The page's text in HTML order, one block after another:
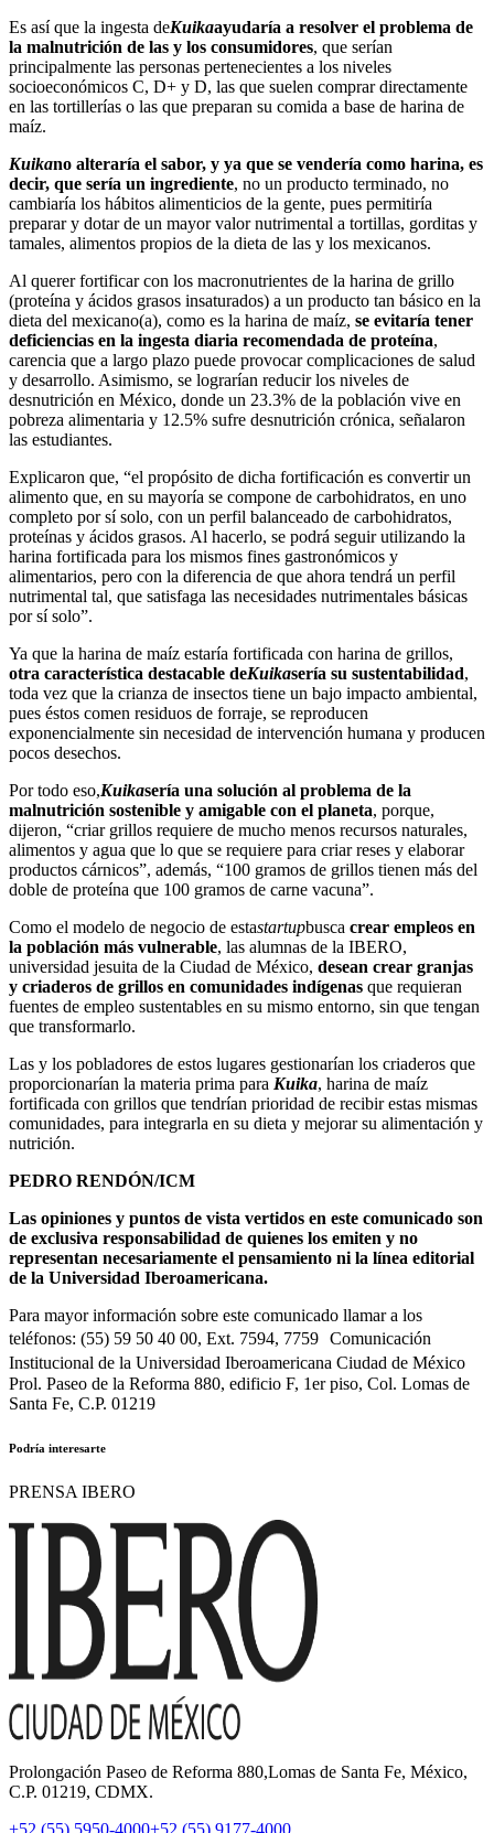
Es así que la ingesta deKuikaayudaría a resolver el problema de
la malnutrición de las y los consumidores, que serían
principalmente las personas pertenecientes a los niveles
socioeconómicos C, D+ y D, las que suelen comprar directamente
en las tortillerías o las que preparan su comida a base de harina de
maíz.
Kuikano alteraría el sabor, y ya que se vendería como harina, es
decir, que sería un ingrediente, no un producto terminado, no
cambiaría los hábitos alimenticios de la gente, pues permitiría
preparar y dotar de un mayor valor nutrimental a tortillas, gorditas y
tamales, alimentos propios de la dieta de las y los mexicanos.
Al querer fortificar con los macronutrientes de la harina de grillo
(proteína y ácidos grasos insaturados) a un producto tan básico en la
dieta del mexicano(a), como es la harina de maíz, se evitaría tener
deficiencias en la ingesta diaria recomendada de proteína,
carencia que a largo plazo puede provocar complicaciones de salud
y desarrollo. Asimismo, se lograrían reducir los niveles de
desnutrición en México, donde un 23.3% de la población vive en
pobreza alimentaria y 12.5% sufre desnutrición crónica, señalaron
las estudiantes.
Explicaron que, “el propósito de dicha fortificación es convertir un
alimento que, en su mayoría se compone de carbohidratos, en uno
completo por sí solo, con un perfil balanceado de carbohidratos,
proteínas y ácidos grasos. Al hacerlo, se podrá seguir utilizando la
harina fortificada para los mismos fines gastronómicos y
alimentarios, pero con la diferencia de que ahora tendrá un perfil
nutrimental tal, que satisfaga las necesidades nutrimentales básicas
por sí solo”.
Ya que la harina de maíz estaría fortificada con harina de grillos,
otra característica destacable deKuikasería su sustentabilidad,
toda vez que la crianza de insectos tiene un bajo impacto ambiental,
pues éstos comen residuos de forraje, se reproducen
exponencialmente sin necesidad de intervención humana y producen
pocos desechos.
Por todo eso,Kuikasería una solución al problema de la
malnutrición sostenible y amigable con el planeta, porque,
dijeron, “criar grillos requiere de mucho menos recursos naturales,
alimentos y agua que lo que se requiere para criar reses y elaborar
productos cárnicos”, además, “100 gramos de grillos tienen más del
doble de proteína que 100 gramos de carne vacuna”.
Como el modelo de negocio de estastartupbusca crear empleos en
la población más vulnerable, las alumnas de la IBERO,
universidad jesuita de la Ciudad de México, desean crear granjas
y criaderos de grillos en comunidades indígenas que requieran
fuentes de empleo sustentables en su mismo entorno, sin que tengan
que transformarlo.
Las y los pobladores de estos lugares gestionarían los criaderos que
proporcionarían la materia prima para Kuika, harina de maíz
fortificada con grillos que tendrían prioridad de recibir estas mismas
comunidades, para integrarla en su dieta y mejorar su alimentación y
nutrición.
PEDRO RENDÓN/ICM
Las opiniones y puntos de vista vertidos en este comunicado son
de exclusiva responsabilidad de quienes los emiten y no
representan necesariamente el pensamiento ni la línea editorial
de la Universidad Iberoamericana.
Para mayor información sobre este comunicado llamar a los
teléfonos: (55) 59 50 40 00, Ext. 7594, 7759 Comunicación
Institucional de la Universidad Iberoamericana Ciudad de México
Prol. Paseo de la Reforma 880, edificio F, 1er piso, Col. Lomas de
Santa Fe, C.P. 01219
Podría interesarte
PRENSA IBERO
Prolongación Paseo de Reforma 880,Lomas de Santa Fe, México,
C.P. 01219, CDMX.
+52 (55) 5950-4000+52 (55) 9177-4000